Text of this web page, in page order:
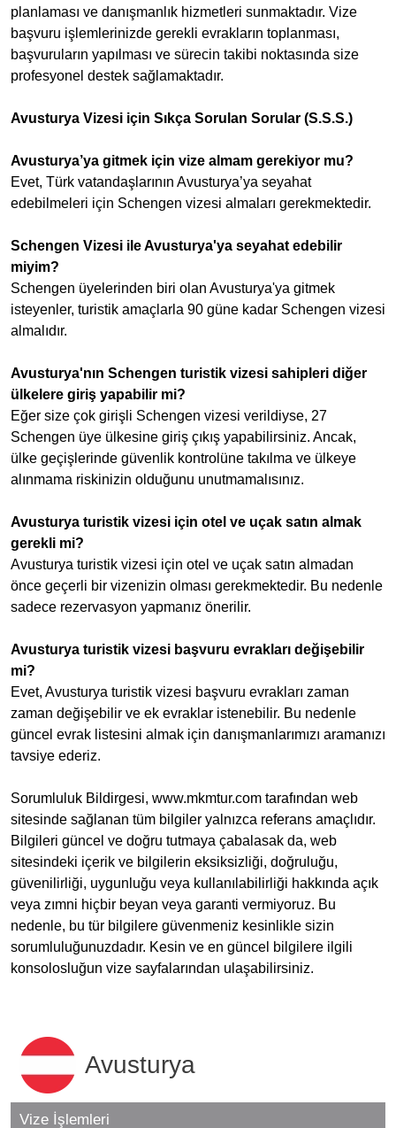
planlaması ve danışmanlık hizmetleri sunmaktadır. Vize
başvuru işlemlerinizde gerekli evrakların toplanması,
başvuruların yapılması ve sürecin takibi noktasında size
profesyonel destek sağlamaktadır.
Avusturya Vizesi için Sıkça Sorulan Sorular (S.S.S.)
Avusturya’ya gitmek için vize almam gerekiyor mu?
Evet, Türk vatandaşlarının Avusturya’ya seyahat
edebilmeleri için Schengen vizesi almaları gerekmektedir.
Schengen Vizesi ile Avusturya'ya seyahat edebilir
miyim?
Schengen üyelerinden biri olan Avusturya'ya gitmek
isteyenler, turistik amaçlarla 90 güne kadar Schengen vizesi
almalıdır.
Avusturya'nın Schengen turistik vizesi sahipleri diğer
ülkelere giriş yapabilir mi?
Eğer size çok girişli Schengen vizesi verildiyse, 27
Schengen üye ülkesine giriş çıkış yapabilirsiniz. Ancak,
ülke geçişlerinde güvenlik kontrolüne takılma ve ülkeye
alınmama riskinizin olduğunu unutmamalısınız.
Avusturya turistik vizesi için otel ve uçak satın almak
gerekli mi?
Avusturya turistik vizesi için otel ve uçak satın almadan
önce geçerli bir vizenizin olması gerekmektedir. Bu nedenle
sadece rezervasyon yapmanız önerilir.
Avusturya turistik vizesi başvuru evrakları değişebilir
mi?
Evet, Avusturya turistik vizesi başvuru evrakları zaman
zaman değişebilir ve ek evraklar istenebilir. Bu nedenle
güncel evrak listesini almak için danışmanlarımızı aramanızı
tavsiye ederiz.
Sorumluluk Bildirgesi, www.mkmtur.com tarafından web
sitesinde sağlanan tüm bilgiler yalnızca referans amaçlıdır.
Bilgileri güncel ve doğru tutmaya çabalasak da, web
sitesindeki içerik ve bilgilerin eksiksizliği, doğruluğu,
güvenilirliği, uygunluğu veya kullanılabilirliği hakkında açık
veya zımni hiçbir beyan veya garanti vermiyoruz. Bu
nedenle, bu tür bilgilere güvenmeniz kesinlikle sizin
sorumluluğunuzdadır. Kesin ve en güncel bilgilere ilgili
konsolosluğun vize sayfalarından ulaşabilirsiniz.
Avusturya
Vize İşlemleri